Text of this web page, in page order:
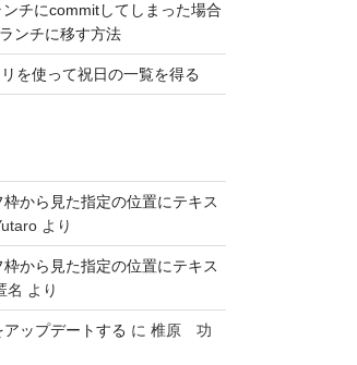
チにcommitしてしまった場合
ンチに移す方法
を使って祝日の一覧を得る
から見た指定の位置にテキス
より
から見た指定の位置にテキス
名 より
ップデートする に 椎原 功